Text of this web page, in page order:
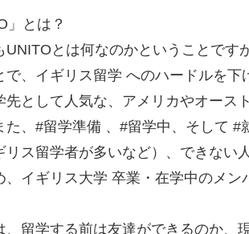
」とは？
UNITOとは何なのかということです
で、イギリス留学 へのハードルを
先として人気な、アメリカやオース
た、#留学準備 、#留学中、そして
リス留学者が多いなど）、できない
、イギリス大学 卒業・在学中のメ
、留学する前は友達ができるのか、